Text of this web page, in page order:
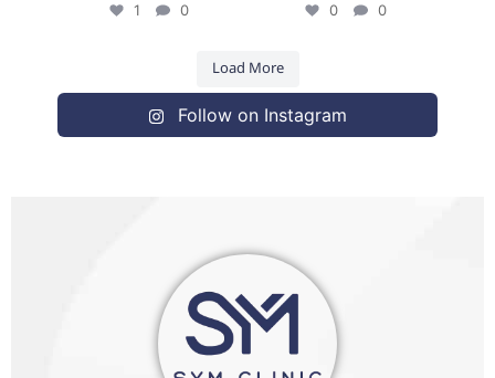
1 0 0 0
Load More
Follow on Instagram